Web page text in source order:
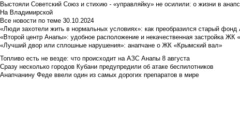
Выстояли Советский Союз и стихию - «управляйку» не осилили: о жизни в
На Владимирской
Все новости по теме 30.10.2024
«Люди захотели жить в нормальных условиях»: как преобразился старый
«Второй центр Анапы»: удобное расположение и некачественная застройка ЖК
«Лучший двор или сплошные нарушения»: анапчане о ЖК «Крымский вал»
Топливо есть не везде: что происходит на АЗС Анапы 8 августа
Сразу несколько городов Кубани предупредили об атаке беспилотников
Анапчанину Феде ввели один из самых дорогих препаратов в мире